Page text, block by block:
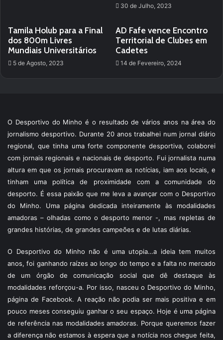
30 de Julho, 2023
Tamila Holub para a Final
dos 800m Livres
Mundiais Universitários
5 de Agosto, 2023
AD Fafe vence Encontro
Territorial de Clubes em
Cadetes
14 de Fevereiro, 2024
O Desportivo do Minho é o resultado de vários anos na área do
jornalismo desportivo. Durante 20 anos trabalhei num jornal diário
regional, que tinha uma forte componente desportiva, colaborei
com jornais regionais e nacionais de desporto. Fui jornalista numa
altura em que os jornais procuravam as notícias, iam aos locais, e
tinham uma política de proximidade com a comunidade do
desporto. É essa paixão que me leva a avançar com o Desportivo
do Minho. Uma página dedicada inteiramente às modalidades
amadoras – olhadas como o desporto menor -, mas repletas de
grandes histórias, de grandes campeões e de lutas diárias.
O Desportivo do Minho não é uma utopia…a ideia tem muitos
anos, foi ganhando raízes ao longo do tempo e a falta no mercado
de um órgão de comunicação social que dê destaque às
modalidades reforçou-a. Por isso, nasceu o Desportivo do Minho,
página de Facebook. A reação não podia ser mais positiva e em
pouco meses conseguiu ganhar o seu espaço. Hoje é uma página
de referência nas modalidades amadoras. Porque queremos fazer
a diferença não estamos à espera que a notícia nos chegue feita,